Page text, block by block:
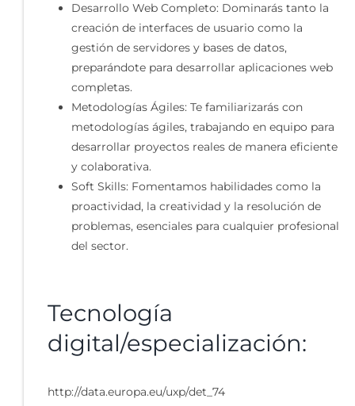
Desarrollo Web Completo: Dominarás tanto la
creación de interfaces de usuario como la
gestión de servidores y bases de datos,
preparándote para desarrollar aplicaciones web
completas.
Metodologías Ágiles: Te familiarizarás con
metodologías ágiles, trabajando en equipo para
desarrollar proyectos reales de manera eficiente
y colaborativa.
Soft Skills: Fomentamos habilidades como la
proactividad, la creatividad y la resolución de
problemas, esenciales para cualquier profesional
del sector.
Tecnología
digital/especialización:
http://data.europa.eu/uxp/det_74